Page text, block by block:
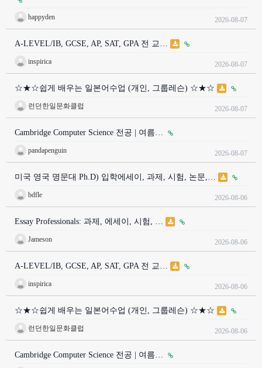
happyden 2026-08-07
A-LEVEL/IB, GCSE, AP, SAT, GPA 전 교…
inspirica 2026-08-07
☆★☆쉽게 배우는 일본어수업 (개인, 그룹레슨) ☆★☆
런던한일문화클럽 2026-08-07
Cambridge Computer Science 전공 | 여름…
pandapenguin 2026-08-07
미국 영국 명문대 Ph.D) 입학에세이, 과제, 시험, 논문,…
bdfle 2026-08-06
Essay Professionals: 과제, 에세이, 시험, …
Jameson 2026-08-06
A-LEVEL/IB, GCSE, AP, SAT, GPA 전 교…
inspirica 2026-08-06
☆★☆쉽게 배우는 일본어수업 (개인, 그룹레슨) ☆★☆
런던한일문화클럽 2026-08-06
Cambridge Computer Science 전공 | 여름…